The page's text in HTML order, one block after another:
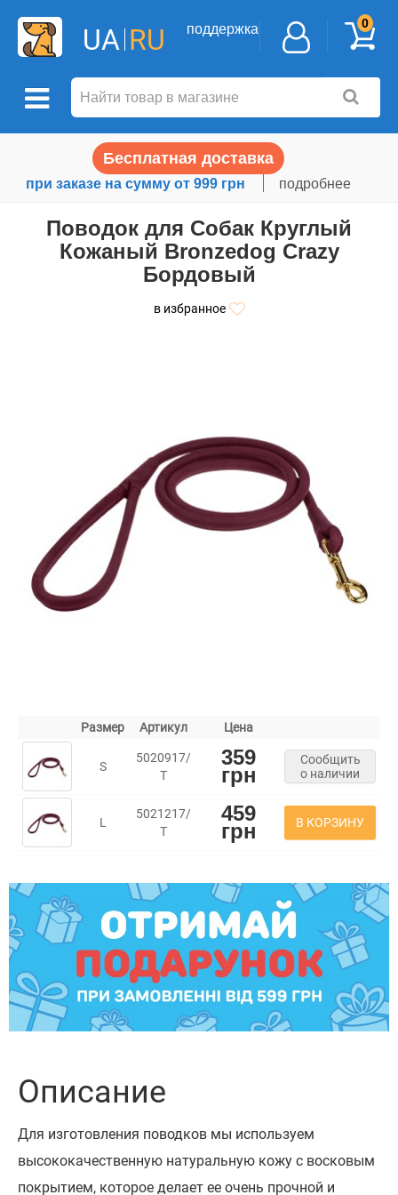
UA RU поддержка 0
Бесплатная доставка
при заказе на сумму от 999 грн подробнее
Поводок для Собак Круглый
Кожаный Bronzedog Crazy
Бордовый
в избранное
Размер Артикул Цена
S
5020917/
Т
359
грн
Сообщить
о наличии
L
5021217/
Т
459
грн В КОРЗИНУ
Описание
Для изготовления поводков мы используем
высококачественную натуральную кожу с восковым
покрытием, которое делает ее очень прочной и